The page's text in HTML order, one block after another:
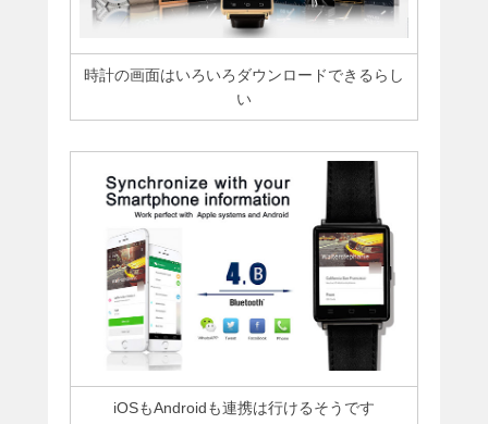
時計の画面はいろいろダウンロードできるらし
い
iOSもAndroidも連携は行けるそうです